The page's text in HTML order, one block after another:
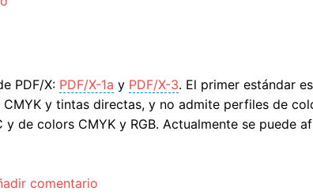
PDF/X: PDF/X-1a y PDF/X-3. El primer estándar
y tintas directas, y no admite perfiles de
de colors CMYK y RGB. Actualmente se puede
comentario